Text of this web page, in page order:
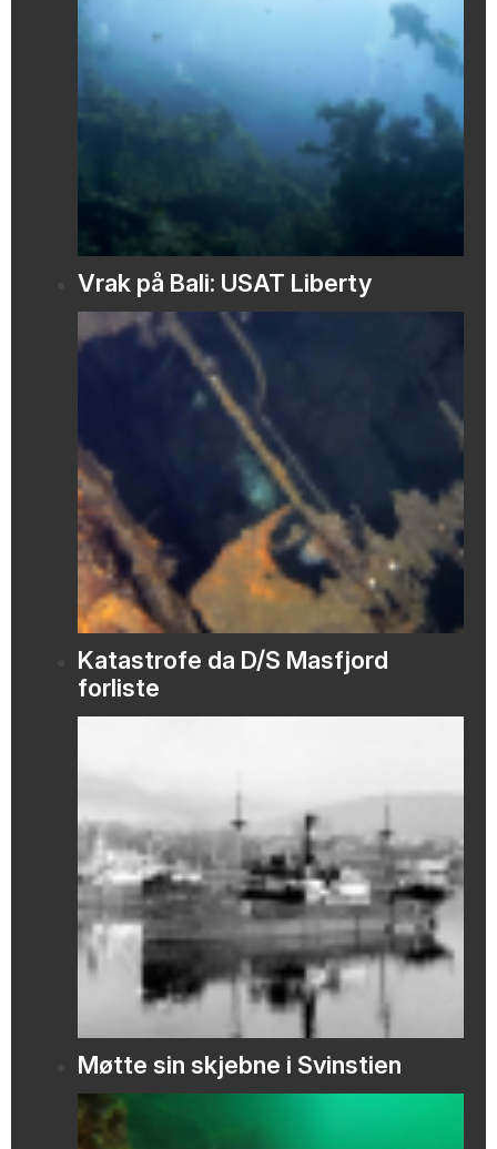
Vrak på Bali: USAT Liberty
Katastrofe da D/S Masfjord
forliste
Møtte sin skjebne i Svinstien